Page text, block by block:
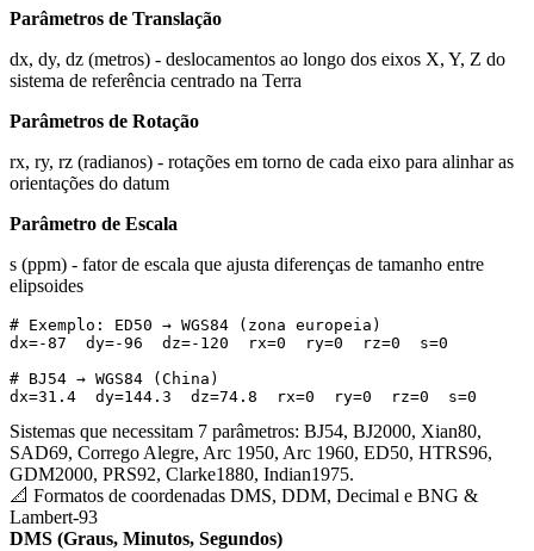
Parâmetros de Translação
dx, dy, dz (metros) - deslocamentos ao longo dos eixos X, Y, Z do
sistema de referência centrado na Terra
Parâmetros de Rotação
rx, ry, rz (radianos) - rotações em torno de cada eixo para alinhar as
orientações do datum
Parâmetro de Escala
s (ppm) - fator de escala que ajusta diferenças de tamanho entre
elipsoides
# Exemplo: ED50 → WGS84 (zona europeia)
dx=-87  dy=-96  dz=-120  rx=0  ry=0  rz=0  s=0
# BJ54 → WGS84 (China)
dx=31.4  dy=144.3  dz=74.8  rx=0  ry=0  rz=0  s=0
Sistemas que necessitam 7 parâmetros: BJ54, BJ2000, Xian80,
SAD69, Corrego Alegre, Arc 1950, Arc 1960, ED50, HTRS96,
GDM2000, PRS92, Clarke1880, Indian1975.
📐 Formatos de coordenadas DMS, DDM, Decimal e BNG &
Lambert-93
DMS (Graus, Minutos, Segundos)